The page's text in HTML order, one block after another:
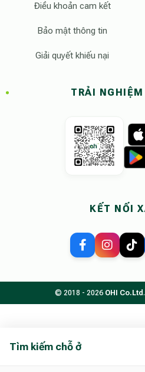
Tìm kiếm chỗ ở
Điều khoản cam kết
Bảo mật thông tin
Giải quyết khiếu nại
TRẢI NGHIỆM
KẾT NỐI
© 2018 - 2026 OHI Co.Ltd